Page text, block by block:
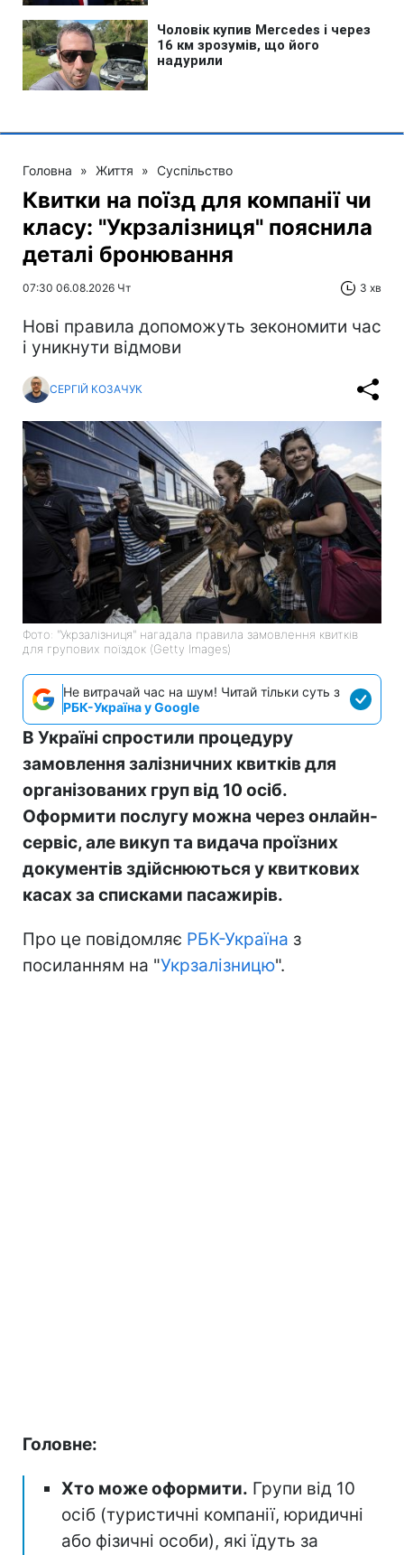
Головна » Життя » Суспільство
Квитки на поїзд для компанії чи
класу: "Укрзалізниця" пояснила
деталі бронювання
07:30 06.08.2026 Чт 3 хв
Нові правила допоможуть зекономити час
і уникнути відмови
СЕРГІЙ КОЗАЧУК
Фото: "Укрзалізниця" нагадала правила замовлення квитків
для групових поїздок (Getty Images)
Не витрачай час на шум! Читай тільки суть з
РБК-Україна у Google
В Україні спростили процедуру
замовлення залізничних квитків для
організованих груп від 10 осіб.
Оформити послугу можна через онлайн-
сервіс, але викуп та видача проїзних
документів здійснюються у квиткових
касах за списками пасажирів.
Про це повідомляє РБК-Україна з
посиланням на "Укрзалізницю".
Головне:
Хто може оформити. Групи від 10
осіб (туристичні компанії, юридичні
або фізичні особи), які їдуть за